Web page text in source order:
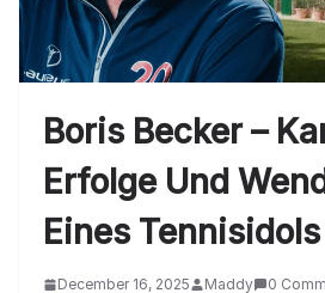
Boris Becker –
Erfolge Und
Eines Tennisidols
December 16, 2025 Maddy 0